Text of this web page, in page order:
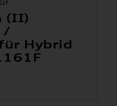
(II)
/
Hybrid